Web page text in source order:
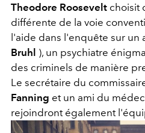
Theodore Roosevelt choisit
différente de la voie
l'aide dans l'enquête sur un
Bruhl ), un psychiatre
des criminels de manière
Le secrétaire du
Fanning et un ami du
rejoindront également